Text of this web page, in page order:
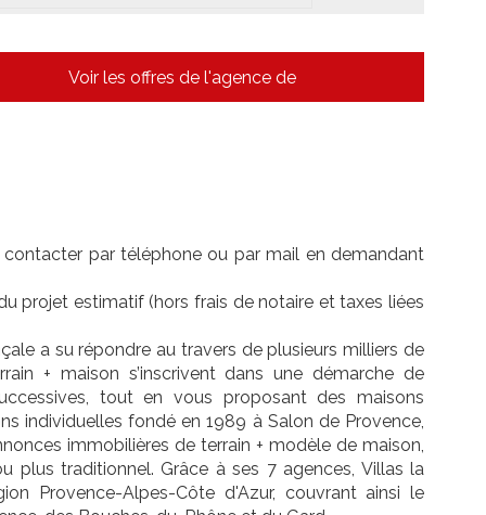
Voir les offres de l'agence de
par téléphone ou par mail en demandant
projet estimatif (hors frais de notaire et taxes liées
a su répondre au travers de plusieurs milliers de
+ maison s’inscrivent dans une démarche de
tout en vous proposant des maisons
individuelles fondé en 1989 à Salon de Provence,
immobilières de terrain + modèle de maison,
plus traditionnel. Grâce à ses 7 agences, Villas la
Provence-Alpes-Côte d'Azur, couvrant ainsi le